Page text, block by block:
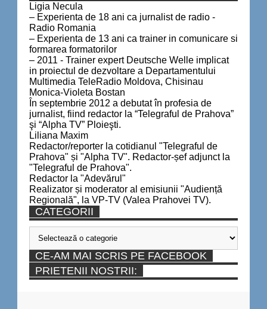
Ligia Necula
– Experienta de 18 ani ca jurnalist de radio -
Radio Romania
– Experienta de 13 ani ca trainer in comunicare si
formarea formatorilor
– 2011 - Trainer expert Deutsche Welle implicat
in proiectul de dezvoltare a Departamentului
Multimedia TeleRadio Moldova, Chisinau
Monica-Violeta Bostan
În septembrie 2012 a debutat în profesia de
jurnalist, fiind redactor la “Telegraful de Prahova”
şi “Alpha TV” Ploieşti.
Liliana Maxim
Redactor/reporter la cotidianul "Telegraful de
Prahova" și "Alpha TV". Redactor-șef adjunct la
"Telegraful de Prahova".
Redactor la "Adevărul"
Realizator și moderator al emisiunii "Audiență
Regională", la VP-TV (Valea Prahovei TV).
CATEGORII
Categorii
CE-AM MAI SCRIS PE FACEBOOK
PRIETENII NOSTRII: